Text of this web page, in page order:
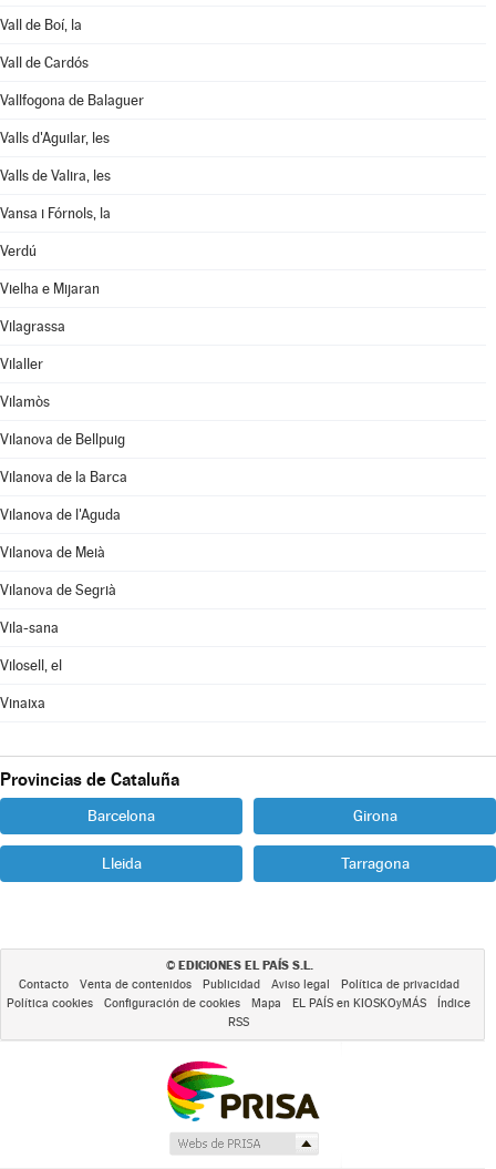
Vall de Boí, la
Vall de Cardós
Vallfogona de Balaguer
Valls d'Aguilar, les
Valls de Valira, les
Vansa i Fórnols, la
Verdú
Vielha e Mijaran
Vilagrassa
Vilaller
Vilamòs
Vilanova de Bellpuig
Vilanova de la Barca
Vilanova de l'Aguda
Vilanova de Meià
Vilanova de Segrià
Vila-sana
Vilosell, el
Vinaixa
Provincias de Cataluña
Barcelona Girona
Lleida Tarragona
© EDICIONES EL PAÍS S.L.
Contacto Venta de contenidos Publicidad Aviso legal
Política de privacidad
Política cookies
Configuración de cookies Mapa EL PAÍS en KIOSKOyMÁS
Índice
RSS